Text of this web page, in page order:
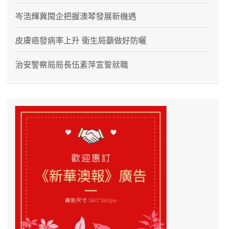
岑浩輝冀閩企把握澳琴發展新機遇
皮膚癌發病率上升 衛生局籲做好防曬
治安警察局局長伍素萍宣誓就職